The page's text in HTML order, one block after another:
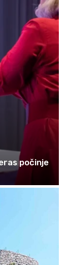
počinje